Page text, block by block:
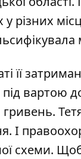
у різних
її
вартою
гривень.
І
схеми.